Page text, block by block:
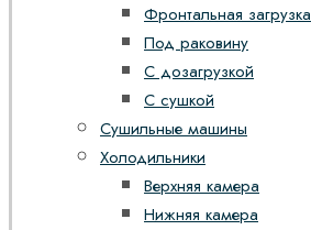
Фронтальная загрузка
Под раковину
С дозагрузкой
С сушкой
Сушильные машины
Холодильники
Верхняя камера
Нижняя камера